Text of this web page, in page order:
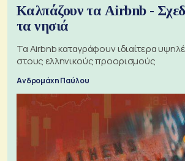
Καλπάζουν τα Airbnb -
τα νησιά
Τα Airbnb καταγράφουν ιδιαίτερα
στους ελληνικούς προορισμούς
Ανδρομάχη Παύλου